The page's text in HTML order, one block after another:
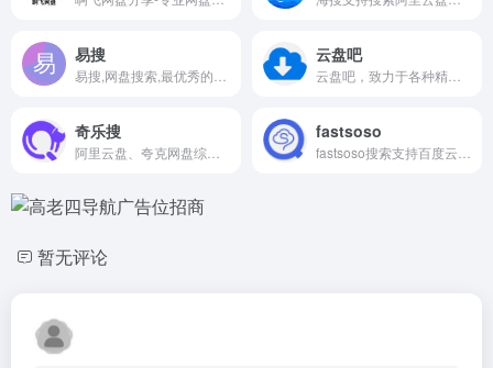
易搜 云盘吧
奇乐搜 fastsoso
暂无评论